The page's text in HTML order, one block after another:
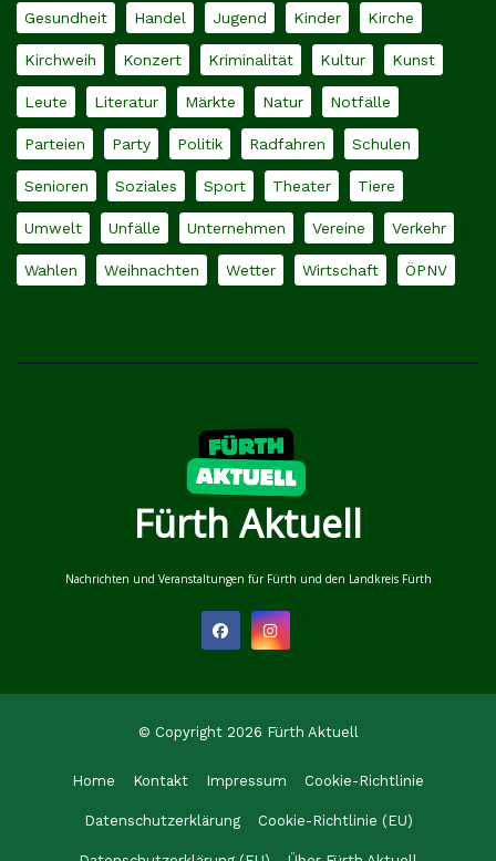
Gesundheit Handel Jugend Kinder Kirche
Kirchweih Konzert Kriminalität Kultur Kunst
Leute Literatur Märkte Natur Notfälle
Parteien Party Politik Radfahren Schulen
Senioren Soziales Sport Theater Tiere
Umwelt Unfälle Unternehmen Vereine Verkehr
Wahlen Weihnachten Wetter Wirtschaft ÖPNV
Fürth Aktuell
Nachrichten und Veranstaltungen für Fürth und den Landkreis Fürth
© Copyright 2026 Fürth Aktuell
Home Kontakt Impressum Cookie-Richtlinie
Datenschutzerklärung Cookie-Richtlinie (EU)